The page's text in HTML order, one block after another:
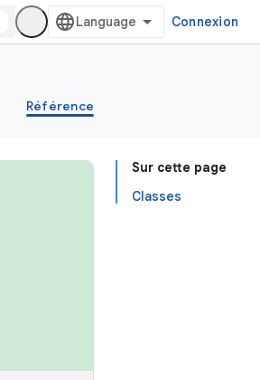
Connexion
Référence
Sur cette page
Classes